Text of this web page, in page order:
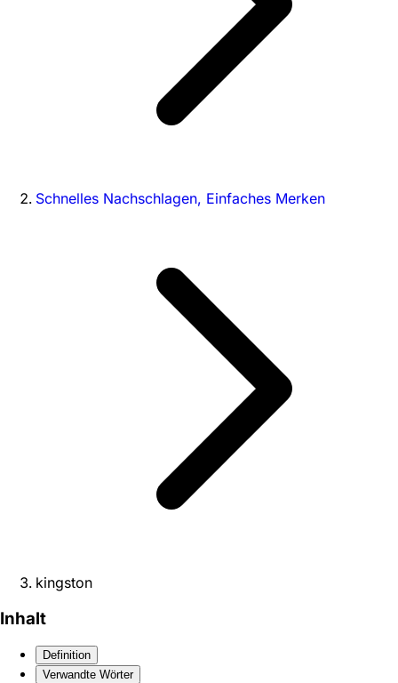
Schnelles Nachschlagen, Einfaches Merken
kingston
Inhalt
Definition
Verwandte Wörter